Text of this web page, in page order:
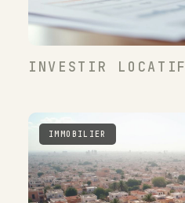
INVESTIR LOCATIF
IMMOBILIER